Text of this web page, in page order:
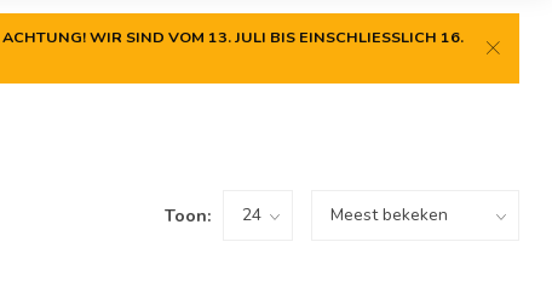
WIR SIND VOM 13. JULI BIS EINSCHLIESSLICH 16.
Toon: